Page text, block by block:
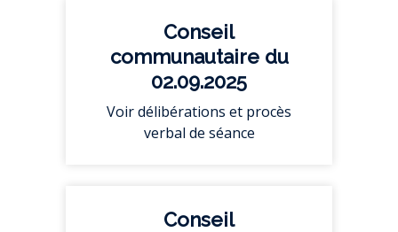
Conseil
communautaire du
02.09.2025
Voir délibérations et procès
verbal de séance
Conseil